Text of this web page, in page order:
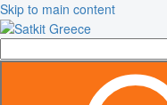
Skip to main content